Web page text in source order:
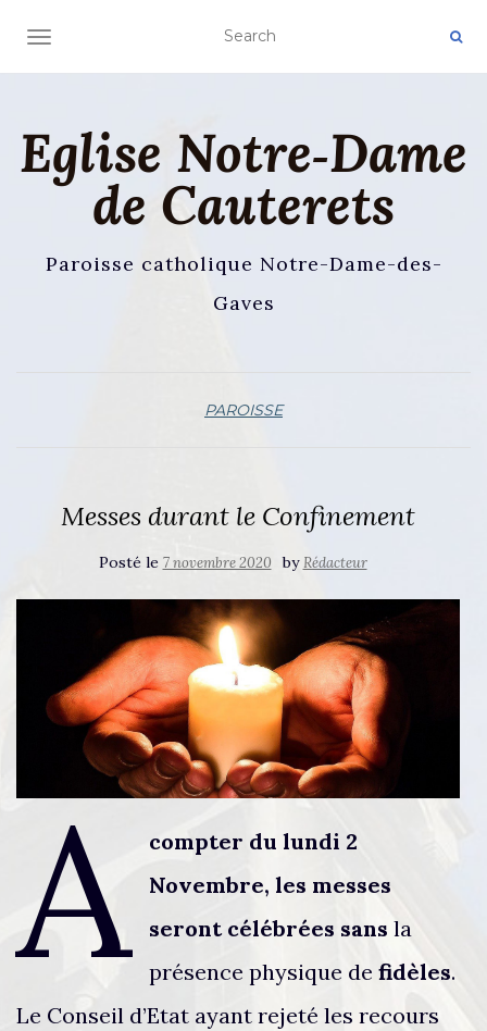
AFFICHER/MASQUER LA NAVIGATION
Eglise Notre‑Dame
de Cauterets
Paroisse catholique Notre-Dame-des-
Gaves
PAROISSE
Messes durant le Confinement
Posté le 7 novembre 2020 byRédacteur
A
compter du lundi 2
Novembre, les messes
seront célébrées sans la
présence physique de fidèles.
Le Conseil d’Etat ayant rejeté les recours